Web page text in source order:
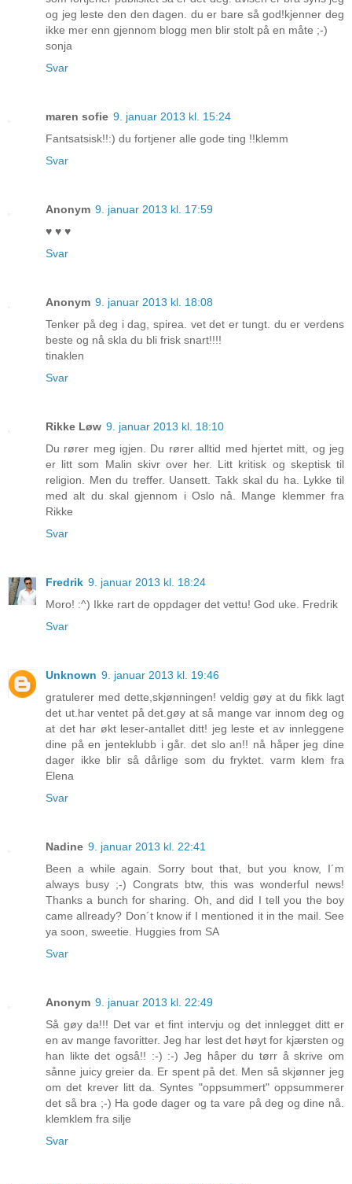
og jeg leste den den dagen. du er bare så god!kjenner deg
ikke mer enn gjennom blogg men blir stolt på en måte ;-)
sonja
Svar
maren sofie 9. januar 2013 kl. 15:24
Fantsatsisk!!:) du fortjener alle gode ting !!klemm
Svar
Anonym 9. januar 2013 kl. 17:59
♥ ♥ ♥
Svar
Anonym 9. januar 2013 kl. 18:08
Tenker på deg i dag, spirea. vet det er tungt. du er verdens
beste og nå skla du bli frisk snart!!!!
tinaklen
Svar
Rikke Løw 9. januar 2013 kl. 18:10
Du rører meg igjen. Du rører alltid med hjertet mitt, og jeg
er litt som Malin skivr over her. Litt kritisk og skeptisk til
religion. Men du treffer. Uansett. Takk skal du ha. Lykke til
med alt du skal gjennom i Oslo nå. Mange klemmer fra
Rikke
Svar
Fredrik 9. januar 2013 kl. 18:24
Moro! :^) Ikke rart de oppdager det vettu! God uke. Fredrik
Svar
Unknown 9. januar 2013 kl. 19:46
gratulerer med dette,skjønningen! veldig gøy at du fikk lagt
det ut.har ventet på det.gøy at så mange var innom deg og
at det har økt leser-antallet ditt! jeg leste et av innleggene
dine på en jenteklubb i går. det slo an!! nå håper jeg dine
dager ikke blir så dårlige som du fryktet. varm klem fra
Elena
Svar
Nadine 9. januar 2013 kl. 22:41
Been a while again. Sorry bout that, but you know, I´m
always busy ;-) Congrats btw, this was wonderful news!
Thanks a bunch for sharing. Oh, and did I tell you the boy
came allready? Don´t know if I mentioned it in the mail. See
ya soon, sweetie. Huggies from SA
Svar
Anonym 9. januar 2013 kl. 22:49
Så gøy da!!! Det var et fint intervju og det innlegget ditt er
en av mange favoritter. Jeg har lest det høyt for kjærsten og
han likte det også!! :-) :-) Jeg håper du tørr å skrive om
sånne juicy greier da. Er spent på det. Men så skjønner jeg
om det krever litt da. Syntes "oppsummert" oppsummerer
det så bra ;-) Ha gode dager og ta vare på deg og dine nå.
klemklem fra silje
Svar